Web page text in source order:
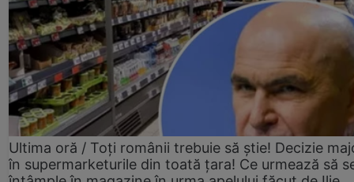
Ultima oră / Toți românii trebuie să știe! Decizie
în supermarketurile din toată țara! Ce urmează să